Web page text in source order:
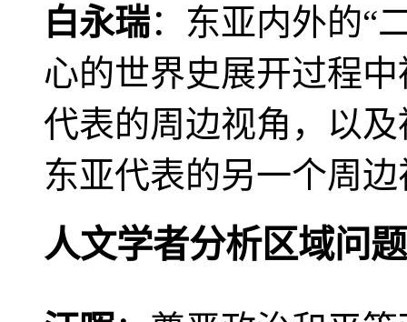
白永瑞：东亚内外的“
心的世界史展开过程
代表的周边视角，以
东亚代表的另一个周
人文学者分析区域问题